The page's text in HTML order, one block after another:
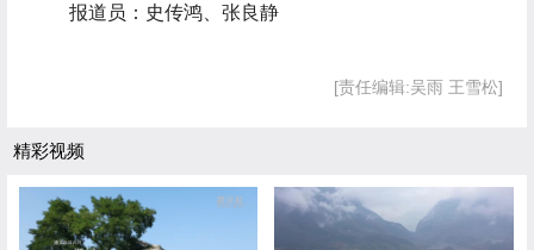
报道员：史传鸿、张良静
[责任编辑:吴雨 王雪松]
精彩视频